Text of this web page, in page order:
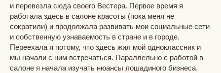
и перевезла сюда своего Вестера. Первое время я
работала здесь в салоне красоты (пока меня не
сократили) и продолжала развивать мои социальные сети
и собственную узнаваемость в стране и в городе.
Переехала я потому, что здесь жил мой одноклассник и
мы начали с ним встречаться. Параллельно с работой в
салоне я начала изучать нюансы лошадиного бизнеса.